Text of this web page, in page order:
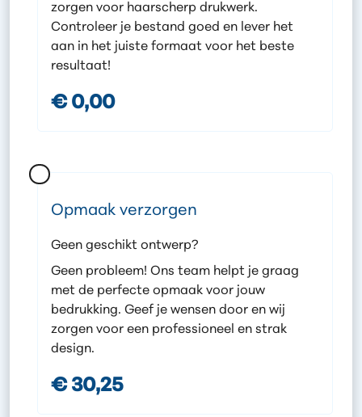
zorgen voor haarscherp drukwerk.
Controleer je bestand goed en lever het
aan in het juiste formaat voor het beste
resultaat!
€ 0,00
Opmaak verzorgen
Geen geschikt ontwerp?
Geen probleem! Ons team helpt je graag
met de perfecte opmaak voor jouw
bedrukking. Geef je wensen door en wij
zorgen voor een professioneel en strak
design.
€ 30,25